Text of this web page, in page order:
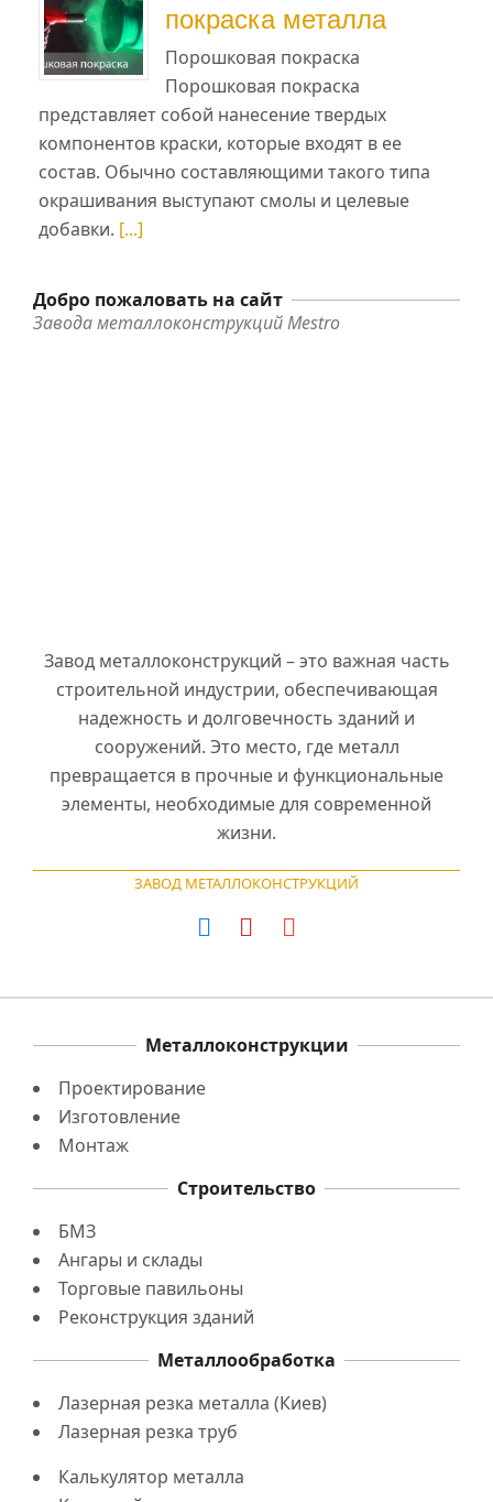
покраска металла
Порошковая покраска
Порошковая покраска
представляет собой нанесение твердых
компонентов краски, которые входят в ее
состав. Обычно составляющими такого типа
окрашивания выступают смолы и целевые
добавки. [...]
Добро пожаловать на сайт
Завода металлоконструкций Mestro
Завод металлоконструкций – это важная часть
строительной индустрии, обеспечивающая
надежность и долговечность зданий и
сооружений. Это место, где металл
превращается в прочные и функциональные
элементы, необходимые для современной
жизни.
ЗАВОД МЕТАЛЛОКОНСТРУКЦИЙ
Металлоконструкции
Проектирование
Изготовление
Монтаж
Строительство
БМЗ
Ангары и склады
Торговые павильоны
Реконструкция зданий
Металлообработка
Лазерная резка металла (Киев)
Лазерная резка труб
Калькулятор металла